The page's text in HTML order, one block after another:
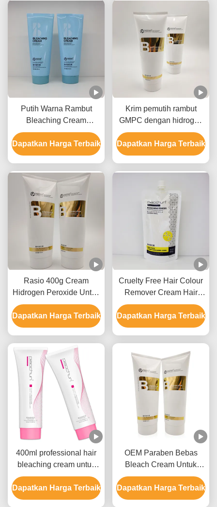
Putih Warna Rambut
Bleaching Cream
Formula ringan cepat
memudar Angkat hingga
9 Tingkat
Dapatkan Harga Terbaik
Krim pemutih rambut
GMPC dengan hidrogen
peroksida Ammonium
hidroksida dan minyak
mineral
Dapatkan Harga Terbaik
Rasio 400g Cream
Hidrogen Peroxide Untuk
Penghilang Warna
Rambut GMPC Approval
Dapatkan Harga Terbaik
Cruelty Free Hair Colour
Remover Cream Hair
Bleaching Untuk
Penggunaan Salon 9
Level
Dapatkan Harga Terbaik
400ml professional hair
bleaching cream untuk
pria dan wanita hingga 9
level
Dapatkan Harga Terbaik
OEM Paraben Bebas
Bleach Cream Untuk
Warna Rambut Dengan
Ammonium Hydroxide
Dapatkan Harga Terbaik